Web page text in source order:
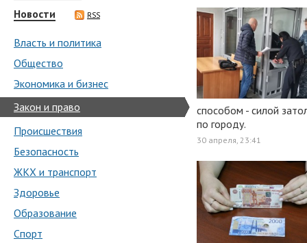
Новости RSS
Власть и политика
Общество
Экономика и бизнес
Закон и право
Происшествия
Безопасность
ЖКХ и транспорт
Здоровье
Образование
Спорт
способом - силой
по городу.
30 апреля, 23:41